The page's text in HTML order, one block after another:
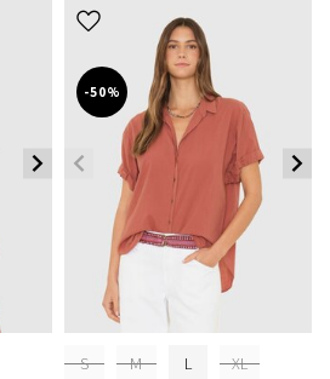
-50%
S M L XL